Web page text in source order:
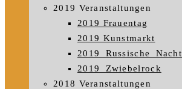
2019 Veranstaltungen
2019 Frauentag
2019 Kunstmarkt
2019_Russische_Nacht
2019_Zwiebelrock
2018 Veranstaltungen